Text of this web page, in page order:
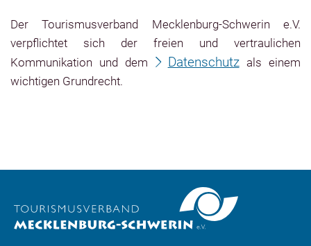
Der Tourismusverband Mecklenburg-Schwerin e.V.
verpflichtet sich der freien und vertraulichen
Kommunikation und dem
Datenschutzals einem
wichtigen Grundrecht.